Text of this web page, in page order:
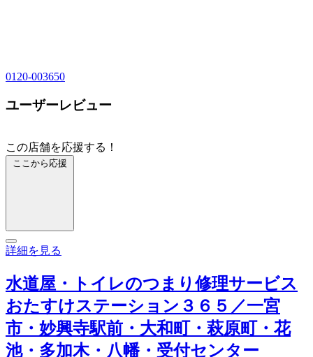
0120-003650
ユーザーレビュー
この店舗を応援する！
ここから応援
詳細を見る
水道屋・トイレのつまり修理サービス
おたすけステーション３６５／一宮
市・妙興寺駅前・大和町・萩原町・花
池・多加木・八幡・受付センター